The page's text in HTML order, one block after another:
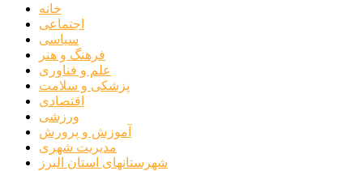
خانه
اجتماعی
سیاسی
فرهنگ و هنر
علم و فناوری
پزشکی و سلامت
اقتصادی
ورزشی
آموزش و پرورش
مدیریت شهری
شهرستانهای استان البرز